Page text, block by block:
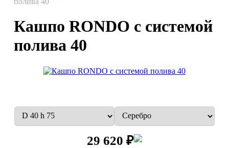
Кашпо RONDO с системой
полива 40
29 620 ₽